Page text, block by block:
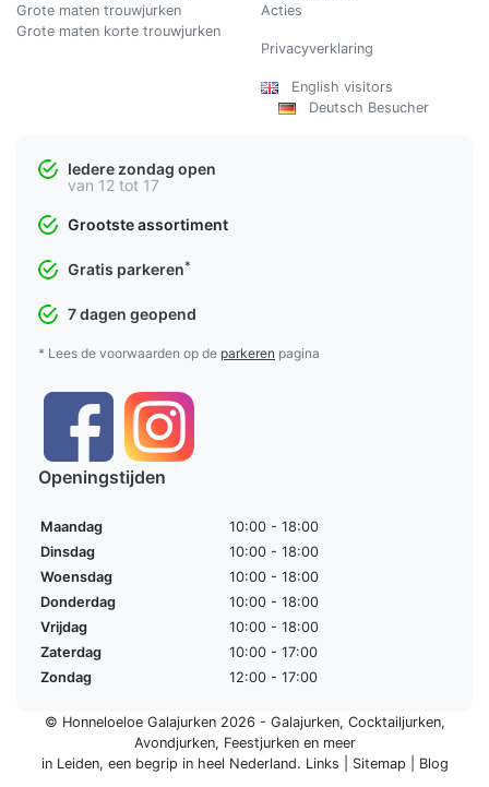
Grote maten trouwjurken
Grote maten korte trouwjurken
Acties
Privacyverklaring
English visitors
Deutsch Besucher
Iedere zondag open
van 12 tot 17
Grootste assortiment
Gratis parkeren*
7 dagen geopend
* Lees de voorwaarden op de parkeren pagina
Openingstijden
Maandag
10:00 - 18:00
Dinsdag
10:00 - 18:00
Woensdag
10:00 - 18:00
Donderdag
10:00 - 18:00
Vrijdag
10:00 - 18:00
Zaterdag
10:00 - 17:00
Zondag
12:00 - 17:00
© Honneloeloe Galajurken 2026 - Galajurken, Cocktailjurken,
Avondjurken, Feestjurkenen meer
in Leiden, een begrip in heel Nederland. Links Sitemap Blog